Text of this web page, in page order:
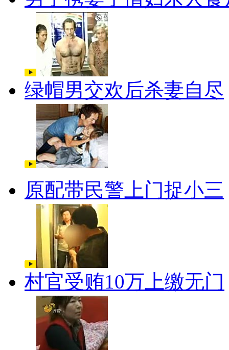
绿帽男交欢后杀妻自尽
原配带民警上门捉小三
村官受贿10万上缴无门